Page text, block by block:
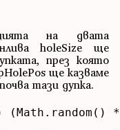
на двата
holeSize ще
през която
ще казваме
тази дупка.